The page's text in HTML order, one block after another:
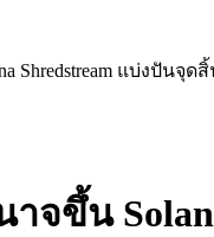
Shredstream แบ่งปั
าจขึ้น